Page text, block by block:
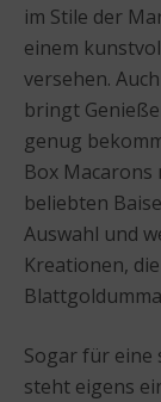
im Stile der
einem
versehen.
bringt
genug
Box Macarons
beliebten
Auswahl und
Kreationen,
Sogar für eine
steht eigens